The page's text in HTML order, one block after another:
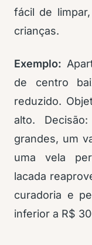
fácil de
crianças.
Exemplo:
de centro
reduzido.
alto.
grandes, um
uma vela
lacada
curadoria e
inferior a R$